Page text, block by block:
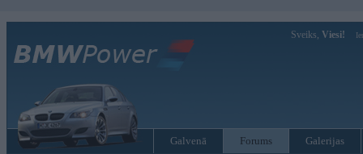
Sveiks, Viesi!
Galvenā Forums Galerijas